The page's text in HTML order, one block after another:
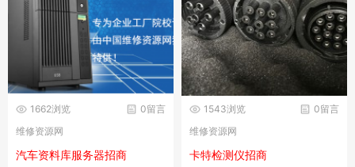
0留言
1662浏览
维修资源网
汽车资料库服务器招商
0留言
1543浏览
维修资源网
卡特检测仪招商